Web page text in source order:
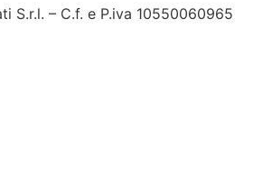
S.r.l. – C.f. e P.iva 10550060965